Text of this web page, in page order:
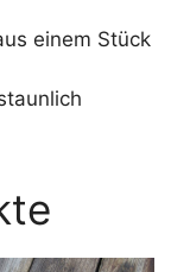
einem Stück